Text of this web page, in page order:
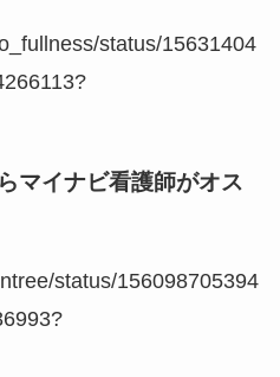
status/15631404
マイナビ看護師がオス
status/156098705394